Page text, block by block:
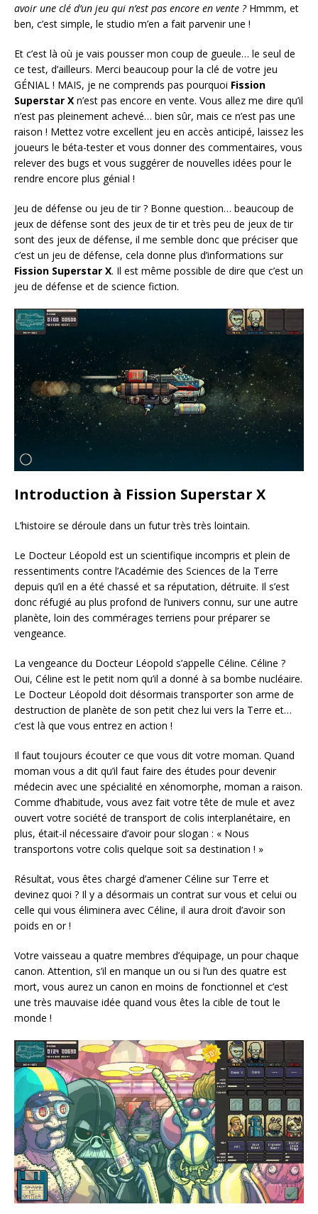
avoir une clé d’un jeu qui n’est pas encore en vente ?Hmmm, et
ben, c’est simple, le studio m’en a fait parvenir une !
Et c’est là où je vais pousser mon coup de gueule… le seul de
ce test, d’ailleurs. Merci beaucoup pour la clé de votre jeu
GÉNIAL ! MAIS, je ne comprends pas pourquoi Fission
Superstar X n’est pas encore en vente. Vous allez me dire qu’il
n’est pas pleinement achevé… bien sûr, mais ce n’est pas une
raison ! Mettez votre excellent jeu en accès anticipé, laissez les
joueurs le béta-tester et vous donner des commentaires, vous
relever des bugs et vous suggérer de nouvelles idées pour le
rendre encore plus génial !
Jeu de défense ou jeu de tir ? Bonne question… beaucoup de
jeux de défense sont des jeux de tir et très peu de jeux de tir
sont des jeux de défense, il me semble donc que préciser que
c’est un jeu de défense, cela donne plus d’informations sur
Fission Superstar X. Il est même possible de dire que c’est un
jeu de défense et de science fiction.
Introduction à Fission Superstar X
L’histoire se déroule dans un futur très très lointain.
Le Docteur Léopold est un scientifique incompris et plein de
ressentiments contre l’Académie des Sciences de la Terre
depuis qu’il en a été chassé et sa réputation, détruite. Il s’est
donc réfugié au plus profond de l’univers connu, sur une autre
planète, loin des commérages terriens pour préparer se
vengeance.
La vengeance du Docteur Léopold s’appelle Céline. Céline ?
Oui, Céline est le petit nom qu’il a donné à sa bombe nucléaire.
Le Docteur Léopold doit désormais transporter son arme de
destruction de planète de son petit chez lui vers la Terre et…
c’est là que vous entrez en action !
Il faut toujours écouter ce que vous dit votre moman. Quand
moman vous a dit qu’il faut faire des études pour devenir
médecin avec une spécialité en xénomorphe, moman a raison.
Comme d’habitude, vous avez fait votre tête de mule et avez
ouvert votre société de transport de colis interplanétaire, en
plus, était-il nécessaire d’avoir pour slogan : « Nous
transportons votre colis quelque soit sa destination ! »
Résultat, vous êtes chargé d’amener Céline sur Terre et
devinez quoi ? Il y a désormais un contrat sur vous et celui ou
celle qui vous éliminera avec Céline, il aura droit d’avoir son
poids en or !
Votre vaisseau a quatre membres d’équipage, un pour chaque
canon. Attention, s’il en manque un ou si l’un des quatre est
mort, vous aurez un canon en moins de fonctionnel et c’est
une très mauvaise idée quand vous êtes la cible de tout le
monde !